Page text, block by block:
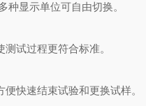
种显示单位可自由切换。
试过程更符合标准。
快速结束试验和更换试样。